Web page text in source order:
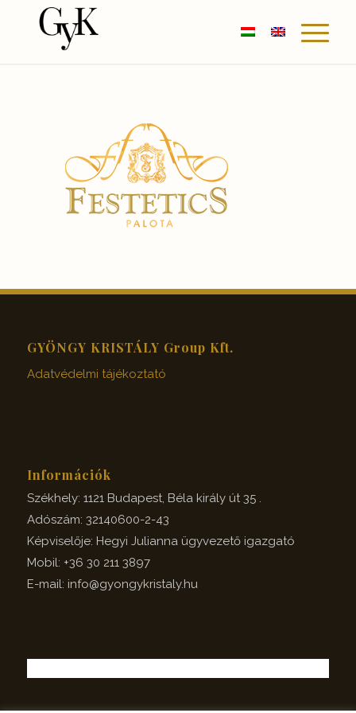
GYÖNGY KRISTÁLY Group Kft.
Adatvédelmi tájékoztató
Információk
Székhely: 1121 Budapest, Béla király út 35 .
Adószám: 32140600-2-43
Képviselője: Hegyi Julianna ügyvezető igazgató
Mobil: +36 30 211 3897
E-mail: info@gyongykristaly.hu